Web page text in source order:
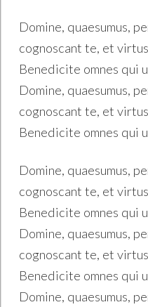
Domine, quaesumus,
cognoscant te, et
Benedicite omnes qui
Domine, quaesumus,
cognoscant te, et
Benedicite omnes qui
Domine, quaesumus,
cognoscant te, et
Benedicite omnes qui
Domine, quaesumus,
cognoscant te, et
Benedicite omnes qui
Domine, quaesumus,